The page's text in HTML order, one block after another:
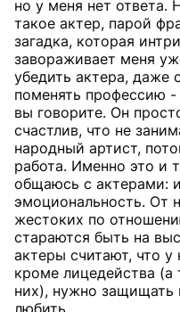
но у меня нет ответа.
такое актер, парой
загадка, которая
завораживает меня
убедить актера, даже
поменять профессию
вы говорите. Он
счастлив, что не
народный артист,
работа. Именно это и
общаюсь с актерами:
эмоциональность. От
жестоких по
стараются быть на
актеры считают, что у
кроме лицедейства (а
них), нужно защищать